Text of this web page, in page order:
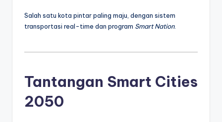
Salah satu kota pintar paling maju, dengan sistem
transportasi real-time dan program Smart Nation.
Tantangan Smart Cities
2050